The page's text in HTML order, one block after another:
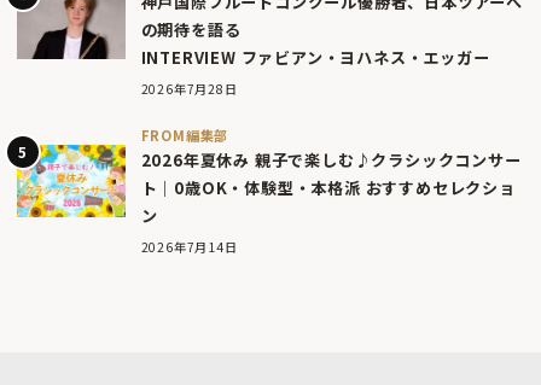
の期待を語る
INTERVIEW ファビアン・ヨハネス・エッガー
2026年7月28日
FROM編集部
2026年夏休み 親子で楽しむ♪クラシックコンサー
ト｜0歳OK・体験型・本格派 おすすめセレクショ
ン
2026年7月14日